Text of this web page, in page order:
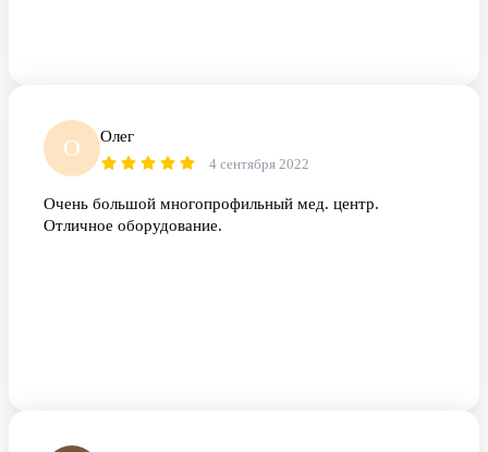
О Олег
4 сентября 2022
Очень большой многопрофильный мед. центр.
Отличное оборудование.